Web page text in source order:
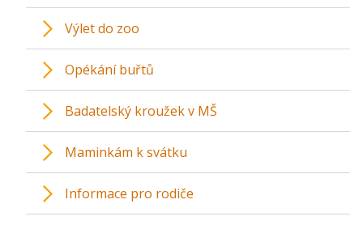
Výlet do zoo
Opékání buřtů
Badatelský kroužek v MŠ
Maminkám k svátku
Informace pro rodiče